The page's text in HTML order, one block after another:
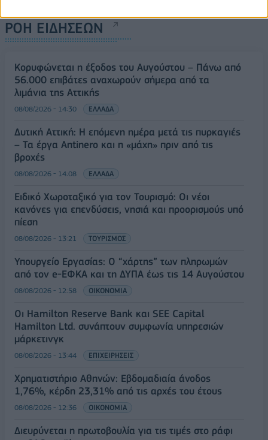
ΡΟΗ ΕΙΔΗΣΕΩΝ
Κορυφώνεται η έξοδος του Αυγούστου – Πάνω από
56.000 επιβάτες αναχωρούν σήμερα από τα
λιμάνια της Αττικής
08/08/2026 - 14:30 ΕΛΛΑΔΑ
Δυτική Αττική: Η επόμενη ημέρα μετά τις πυρκαγιές
– Τα έργα Antinero και η «μάχη» πριν από τις
βροχές
08/08/2026 - 14:08 ΕΛΛΑΔΑ
Ειδικό Χωροταξικό για τον Τουρισμό: Οι νέοι
κανόνες για επενδύσεις, νησιά και προορισμούς υπό
πίεση
08/08/2026 - 13:21 ΤΟΥΡΙΣΜΟΣ
Υπουργείο Εργασίας: Ο “χάρτης” των πληρωμών
από τον e-ΕΦΚΑ και τη ΔΥΠΑ έως τις 14 Αυγούστου
08/08/2026 - 12:58 ΟΙΚΟΝΟΜΙΑ
Οι Hamilton Reserve Bank και SEE Capital
Hamilton Ltd. συνάπτουν συμφωνία υπηρεσιών
μάρκετινγκ
08/08/2026 - 13:44 ΕΠΙΧΕΙΡΗΣΕΙΣ
Χρηματιστήριο Αθηνών: Εβδομαδιαία άνοδος
1,76%, κέρδη 23,31% από τις αρχές του έτους
08/08/2026 - 12:36 ΟΙΚΟΝΟΜΙΑ
Διευρύνεται η πρωτοβουλία για τις τιμές στο ράφι